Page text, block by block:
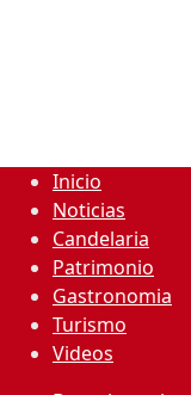
Inicio
Noticias
Candelaria
Patrimonio
Gastronomia
Turismo
Videos